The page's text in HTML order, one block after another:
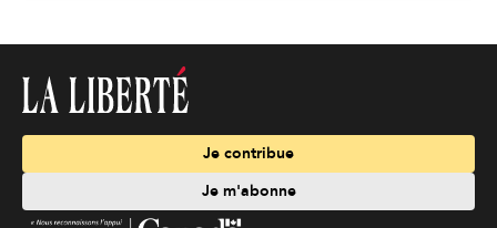
Je contribue
Je m'abonne